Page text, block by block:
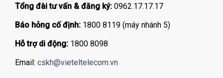
Tổng đài tư vấn & đăng ký: 0962.17.17.17
Báo hỏng cố định: 1800 8119 (máy nhánh 5)
Hỗ trợ di động: 1800 8098
Email: cskh@vieteltelecom.vn